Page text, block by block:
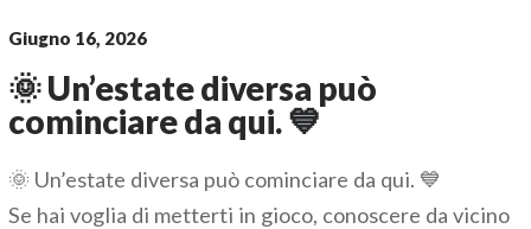
Giugno 16, 2026
🌞 Un’estate diversa può
cominciare da qui. 💙
🌞 Un’estate diversa può cominciare da qui. 💙
Se hai voglia di metterti in gioco, conoscere da vicino